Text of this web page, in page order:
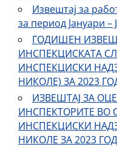
Извештај за
за период Јануари –
ГОДИШЕН
ИНСПЕКЦИСКAТA
ИНСПЕКЦИСКИ
НИКОЛЕ) ЗА 2023
ИЗВЕШТАЈ ЗА
ИНСПЕКТОРИТЕ ВО
ИНСПЕКЦИСКИ
НИКОЛЕ ЗА 2023